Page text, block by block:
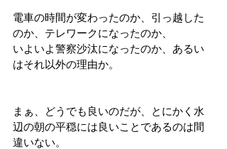
電車の時間が変わったのか、引っ越した
のか、テレワークになったのか、
いよいよ警察沙汰になったのか、あるい
はそれ以外の理由か。
まぁ、どうでも良いのだが、とにかく水
辺の朝の平穏には良いことであるのは間
違いない。